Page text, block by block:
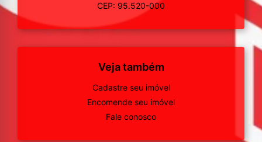
CEP: 95.520-000
Veja também
Cadastre seu imóvel
Encomende seu imóvel
Fale conosco